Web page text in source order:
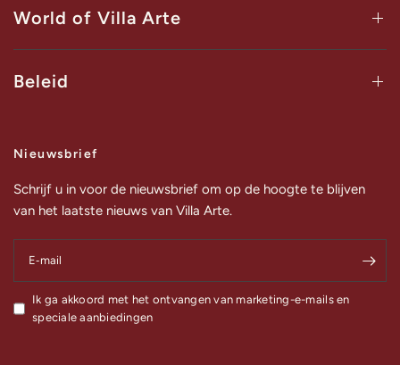
World of Villa Arte
Beleid
Nieuwsbrief
Schrijf u in voor de nieuwsbrief om op de hoogte te blijven
van het laatste nieuws van Villa Arte.
E‑mail
Ik ga akkoord met het ontvangen van marketing-e-mails en
speciale aanbiedingen